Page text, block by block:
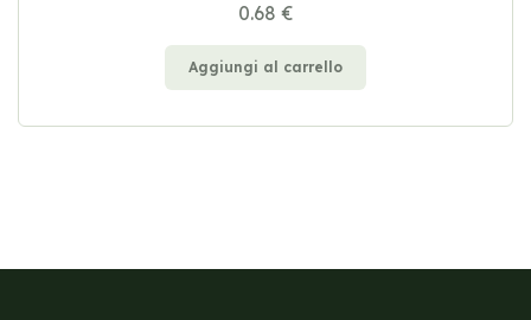
0.68 €
Aggiungi al carrello